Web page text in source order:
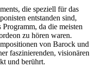
die speziell für das
entstanden sind,
da die meisten
zu hören waren.
von Barock und
faszinierenden, visionären
und berührt.